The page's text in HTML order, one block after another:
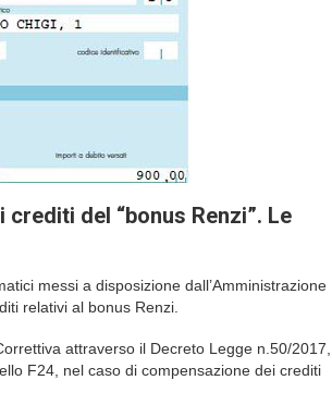
del “bonus Renzi”. Le
messi a disposizione dall’Amministrazione
relativi al bonus Renzi.
attraverso il Decreto Legge n.50/2017,
F24, nel caso di compensazione dei crediti